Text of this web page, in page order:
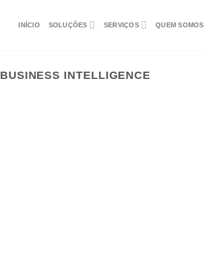
INÍCIO SOLUÇÕES SERVIÇOS QUEM SOMOS
BUSINESS INTELLIGENCE